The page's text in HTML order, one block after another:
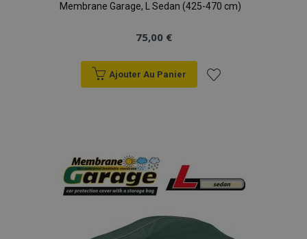
Membrane Garage, L Sedan (425-470 cm)
75,00 €
Ajouter Au Panier
d'achats